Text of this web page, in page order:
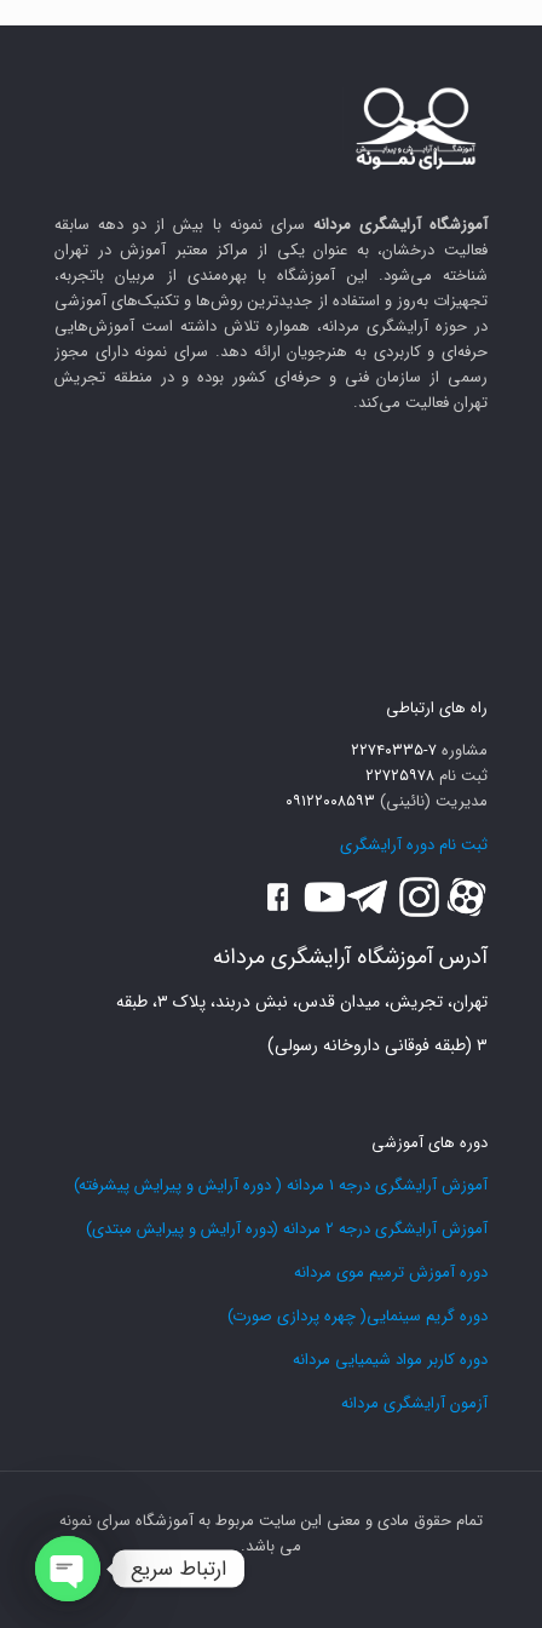
آموزشگاه آرایشگری مردانه سرای نمونه با بیش از دو دهه سابقه
فعالیت درخشان، به عنوان یکی از مراکز معتبر آموزش در تهران
شناخته می‌شود. این آموزشگاه با بهره‌مندی از مربیان باتجربه،
تجهیزات به‌روز و استفاده از جدیدترین روش‌ها و تکنیک‌های آموزشی
در حوزه آرایشگری مردانه، همواره تلاش داشته است آموزش‌هایی
حرفه‌ای و کاربردی به هنرجویان ارائه دهد. سرای نمونه دارای مجوز
رسمی از سازمان فنی و حرفه‌ای کشور بوده و در منطقه تجریش
تهران فعالیت می‌کند.
راه های ارتباطی
مشاوره۷-۲۲۷۴۰۳۳۵
ثبت نام ۲۲۷۲۵۹۷۸
مدیریت (نائینی) ۰۹۱۲۲۰۰۸۵۹۳
ثبت نام دوره آرایشگری
آدرس آموزشگاه آرایشگری مردانه
تهران، تجریش، میدان قدس، نبش دربند، پلاک ۳، طبقه
۳ (طبقه فوقانی داروخانه رسولی)
دوره های آموزشی
آموزش آرایشگری درجه 1 مردانه ( دوره آرایش و پیرایش پیشرفته)
آموزش آرایشگری درجه 2 مردانه (دوره آرایش و پیرایش مبتدی)
دوره آموزش ترمیم موی مردانه
دوره گریم سینمایی( چهره پردازی صورت)
دوره کاربر مواد شیمیایی مردانه
آزمون آرایشگری مردانه
تمام حقوق مادی و معنی این سایت مربوط به آموزشگاه سرای نمونه
می باشد.
ارتباط سریع